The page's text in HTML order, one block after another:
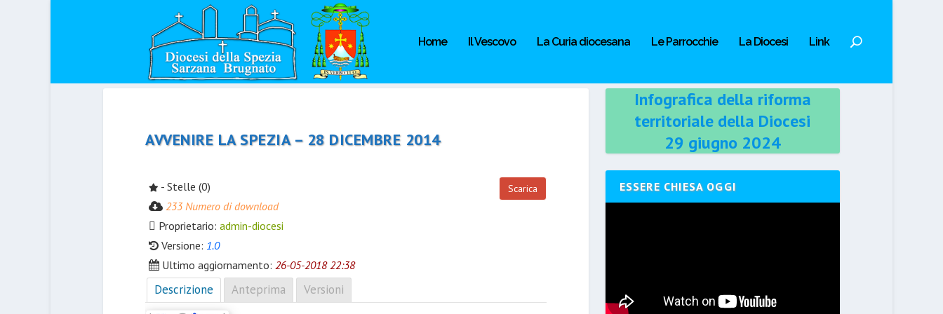
Home Il Vescovo La Curia diocesana Le Parrocchie La Diocesi Link
AVVENIRE LA SPEZIA – 28 DICEMBRE 2014
Scarica
- Stelle (0)
233 Numero di download
Proprietario: admin-diocesi
Versione: 1.0
Ultimo aggiornamento: 26-05-2018 22:38
Descrizione Anteprima Versioni
Infografica della riforma
territoriale della Diocesi
29 giugno 2024
ESSERE CHIESA OGGI